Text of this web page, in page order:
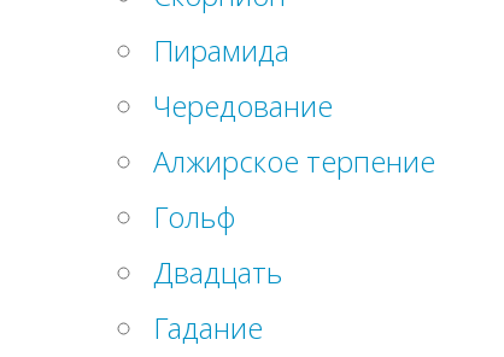
Пирамида
Чередование
Алжирское терпение
Гольф
Двадцать
Гадание